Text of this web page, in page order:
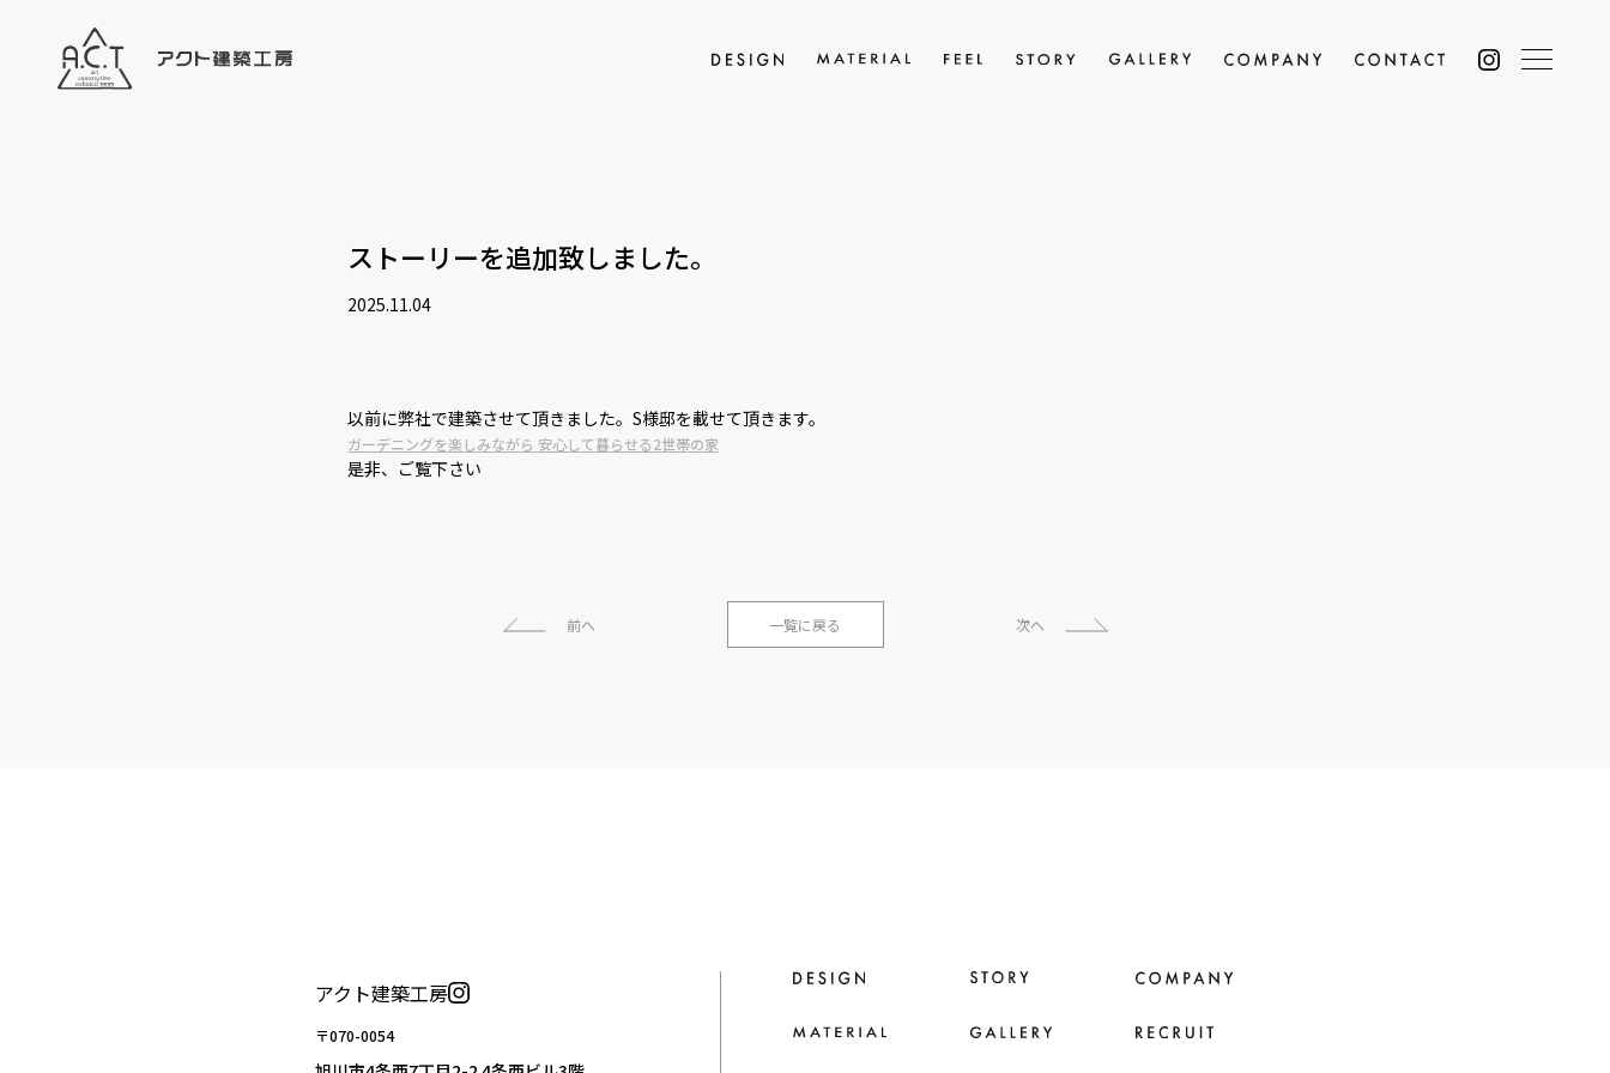
ストーリーを追加致しました。
2025.11.04
以前に弊社で建築させて頂きました。S様邸を載せて頂きます。
ガーデニングを楽しみながら 安心して暮らせる2世帯の家
是非、ご覧下さい
前へ 一覧に戻る 次へ
アクト建築工房
〒070-0054